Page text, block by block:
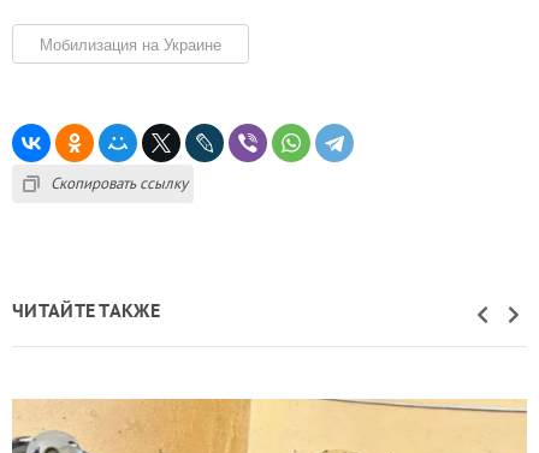
Мобилизация на Украине
Скопировать ссылку
ЧИТАЙТЕ ТАКЖЕ